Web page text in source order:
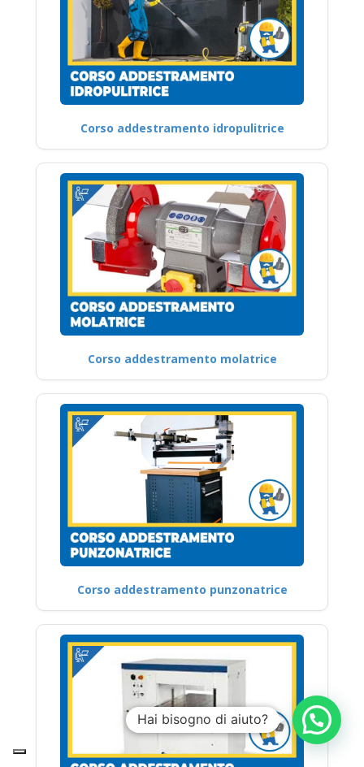
Corso addestramento idropulitrice
Corso addestramento molatrice
Corso addestramento punzonatrice
Hai bisogno di aiuto?